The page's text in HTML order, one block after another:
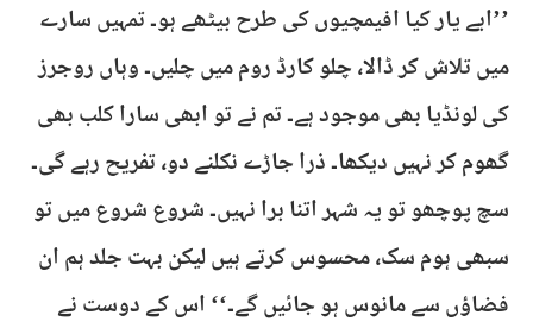
’’ابے یار کیا افیمچیوں کی طرح بیٹھے ہو۔ تمہیں سارے
میں تلاش کر ڈالا، چلو کارڈ روم میں چلیں۔ وہاں روجرز
کی لونڈیا بھی موجود ہے۔ تم نے تو ابھی سارا کلب بھی
گھوم کر نہیں دیکھا۔ ذرا جاڑے نکلنے دو، تفریح رہے گی۔
سچ پوچھو تو یہ شہر اتنا برا نہیں۔ شروع شروع میں تو
سبھی ہوم سک، محسوس کرتے ہیں لیکن بہت جلد ہم ان
فضاؤں سے مانوس ہو جائیں گے۔‘‘ اس کے دوست نے